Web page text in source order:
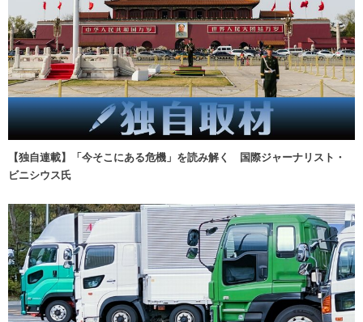
【独自連載】「今そこにある危機」を読み解く 国際ジャーナリスト・
ビニシウス氏